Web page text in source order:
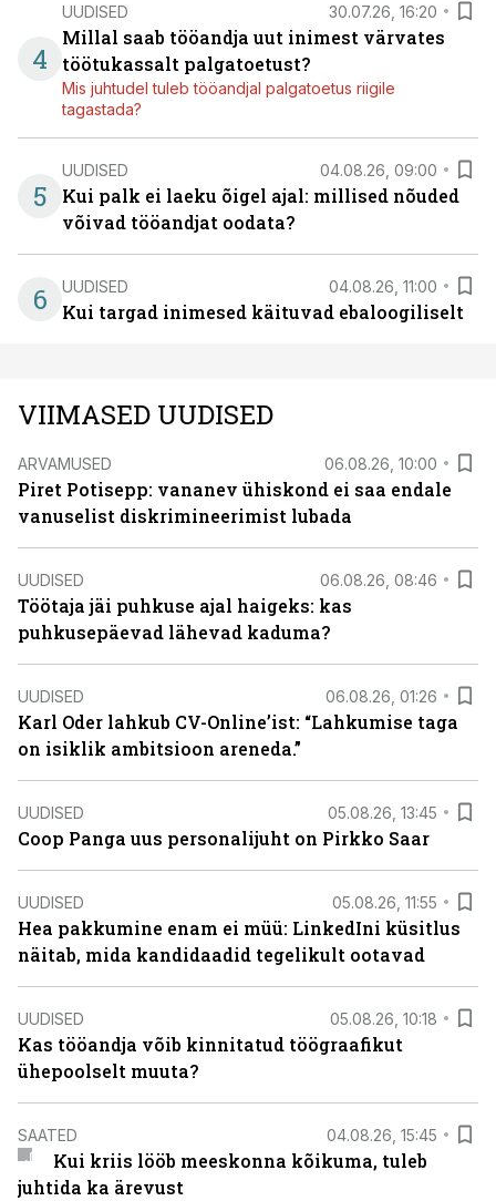
4
UUDISED 30.07.26, 16:20
Millal saab tööandja uut inimest värvates
töötukassalt palgatoetust?
Mis juhtudel tuleb tööandjal palgatoetus riigile
tagastada?
5
UUDISED 04.08.26, 09:00
Kui palk ei laeku õigel ajal: millised nõuded
võivad tööandjat oodata?
6 UUDISED 04.08.26, 11:00
Kui targad inimesed käituvad ebaloogiliselt
VIIMASED UUDISED
ARVAMUSED 06.08.26, 10:00
Piret Potisepp: vananev ühiskond ei saa endale
vanuselist diskrimineerimist lubada
UUDISED 06.08.26, 08:46
Töötaja jäi puhkuse ajal haigeks: kas
puhkusepäevad lähevad kaduma?
UUDISED 06.08.26, 01:26
Karl Oder lahkub CV-Online’ist: “Lahkumise taga
on isiklik ambitsioon areneda.”
UUDISED 05.08.26, 13:45
Coop Panga uus personalijuht on Pirkko Saar
UUDISED 05.08.26, 11:55
Hea pakkumine enam ei müü: LinkedIni küsitlus
näitab, mida kandidaadid tegelikult ootavad
UUDISED 05.08.26, 10:18
Kas tööandja võib kinnitatud töögraafikut
ühepoolselt muuta?
SAATED 04.08.26, 15:45
Kui kriis lööb meeskonna kõikuma, tuleb
juhtida ka ärevust